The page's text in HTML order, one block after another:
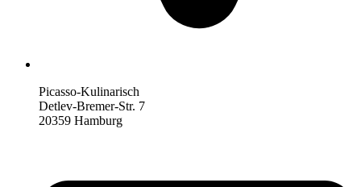
Picasso-Kulinarisch
Detlev-Bremer-Str. 7
20359 Hamburg